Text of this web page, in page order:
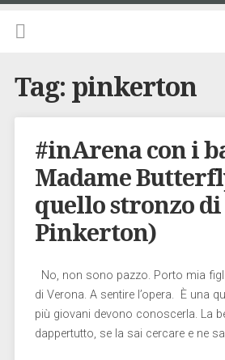
Tag: pinkerton
#inArena con i
Madame
quello stronzo di
Pinkerton)
No, non sono pazzo. Porto mia
di Verona. A sentire l’opera. È una
più giovani devono conoscerla. La
dappertutto, se la sai cercare e ne